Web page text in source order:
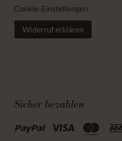
Cookie-Einstellungen
Widerruf erklären
Sicher bezahlen